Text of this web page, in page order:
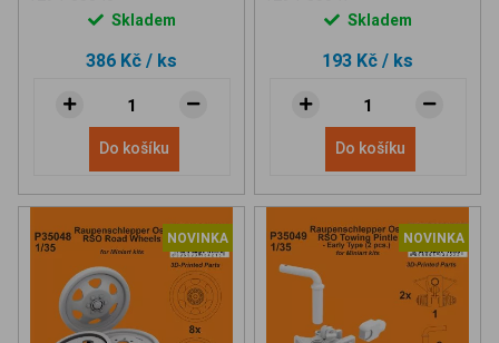
Skladem
386 Kč / ks
Do košíku
Skladem
193 Kč / ks
Do košíku
NOVINKA NOVINKA